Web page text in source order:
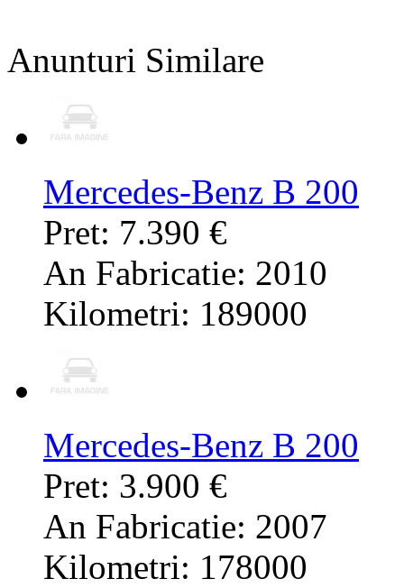
Anunturi Similare
Mercedes-Benz B 200
Pret: 7.390 €
An Fabricatie: 2010
Kilometri: 189000
Mercedes-Benz B 200
Pret: 3.900 €
An Fabricatie: 2007
Kilometri: 178000